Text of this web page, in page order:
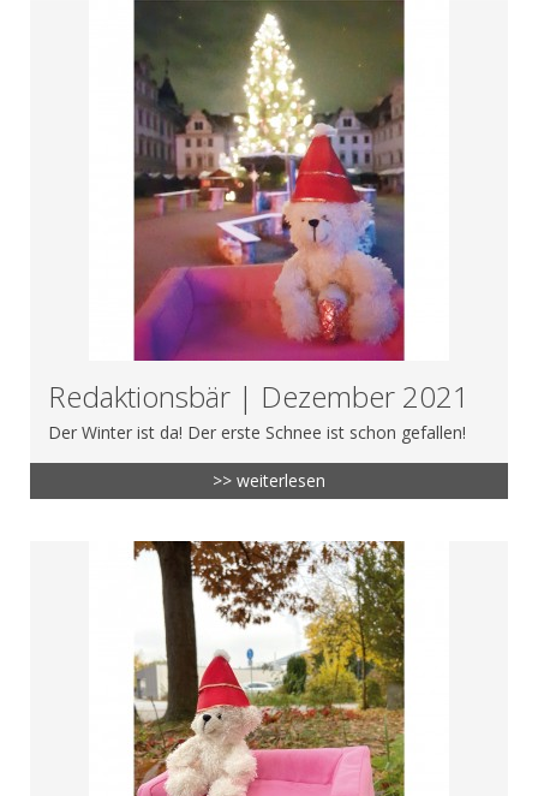
Redaktionsbär | Dezember 2021
Der Winter ist da! Der erste Schnee ist schon gefallen!
>> weiterlesen